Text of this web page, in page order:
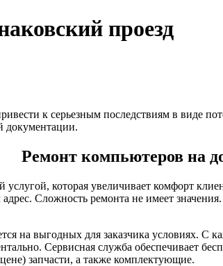
проезд
к серьезным последствиям в виде
документации.
Ремонт компьютеров на
которая увеличивает комфорт
Сложность ремонта не имеет
на выгодных для заказчика условиях. С
Сервисная служба обеспечивает
запчасти, а также комплектующие.